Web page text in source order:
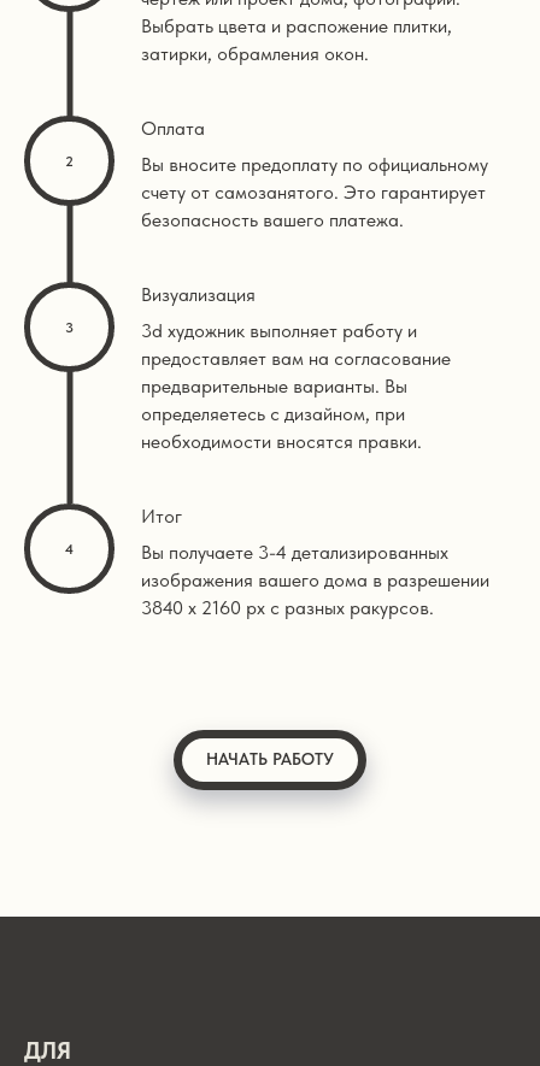
Выбрать цвета и распожение плитки,
затирки, обрамления окон.
Оплата
Вы вносите предоплату по официальному
счету от самозанятого. Это гарантирует
безопасность вашего платежа.
Визуализация
3d художник выполняет работу и
предоставляет вам на согласование
предварительные варианты. Вы
определяетесь с дизайном, при
необходимости вносятся правки.
Итог
Вы получаете 3-4 детализированных
изображения вашего дома в разрешении
3840 х 2160 px с разных ракурсов.
НАЧАТЬ РАБОТУ
ДЛЯ